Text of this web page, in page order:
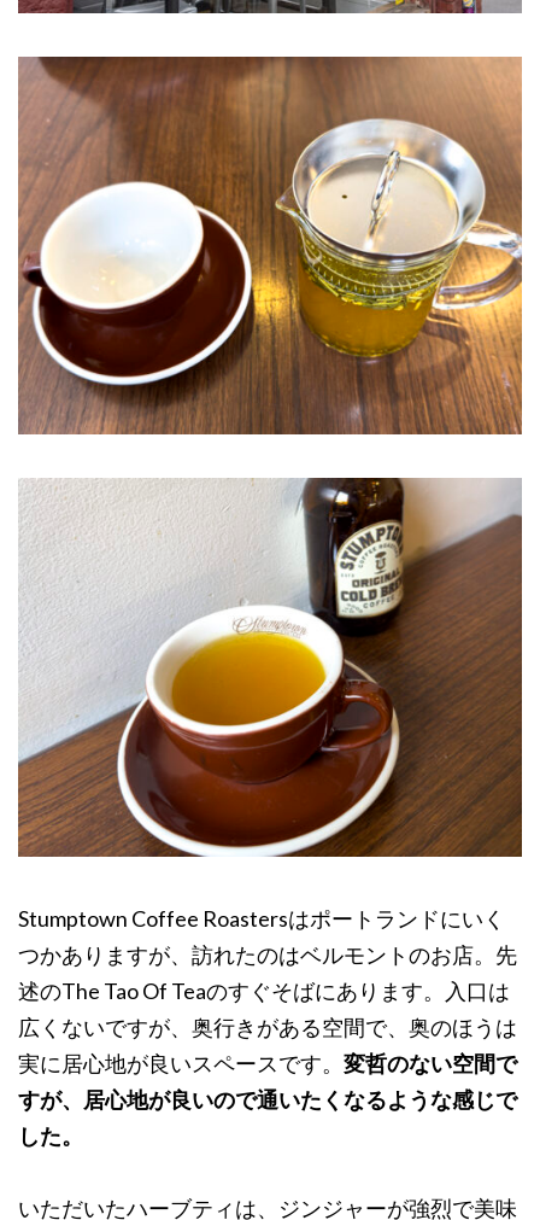
Stumptown Coffee Roastersはポートランドにいく
つかありますが、訪れたのはベルモントのお店。先
述のThe Tao Of Teaのすぐそばにあります。入口は
広くないですが、奥行きがある空間で、奥のほうは
実に居心地が良いスペースです。 変哲のない空間で
すが、居心地が良いので通いたくなるような感じで
した。
いただいたハーブティは、ジンジャーが強烈で美味